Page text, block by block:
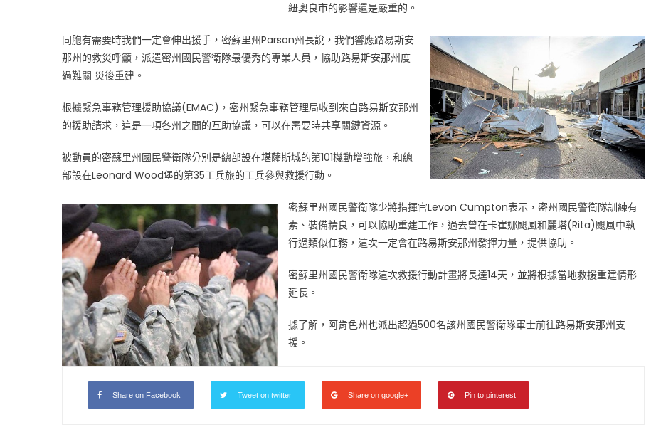
那
州〉
紐奧良市的影響還是嚴重的。
同胞有需要時我們一定會伸出援手，密蘇里州Parson州長說，我們響應路易斯安
那州的救災呼籲，派遣密州國民警衛隊最優秀的專業人員，協助路易斯安那州度
過難關 災後重建。
根據緊急事務管理援助協議(EMAC)，密州緊急事務管理局收到來自路易斯安那州
的援助請求，這是一項各州之間的互助協議，可以在需要時共享關鍵資源。
被動員的密蘇里州國民警衛隊分別是總部設在堪薩斯城的第101機動增強旅，和總
部設在Leonard Wood堡的第35工兵旅的工兵參與救援行動。
密蘇里州國民警衛隊少將指揮官Levon Cumpton表示，密州國民警衛隊訓練有
素、裝備精良，可以協助重建工作，過去曾在卡崔娜颶風和麗塔(Rita)颶風中執
行過類似任務，這次一定會在路易斯安那州發揮力量，提供協助。
密蘇里州國民警衛隊這次救援行動計畫將長達14天，並將根據當地救援重建情形
延長。
據了解，阿肯色州也派出超過500名該州國民警衛隊軍士前往路易斯安那州支
援。
Share on Facebook Tweet on twitter Share on google+ Pin to pinterest